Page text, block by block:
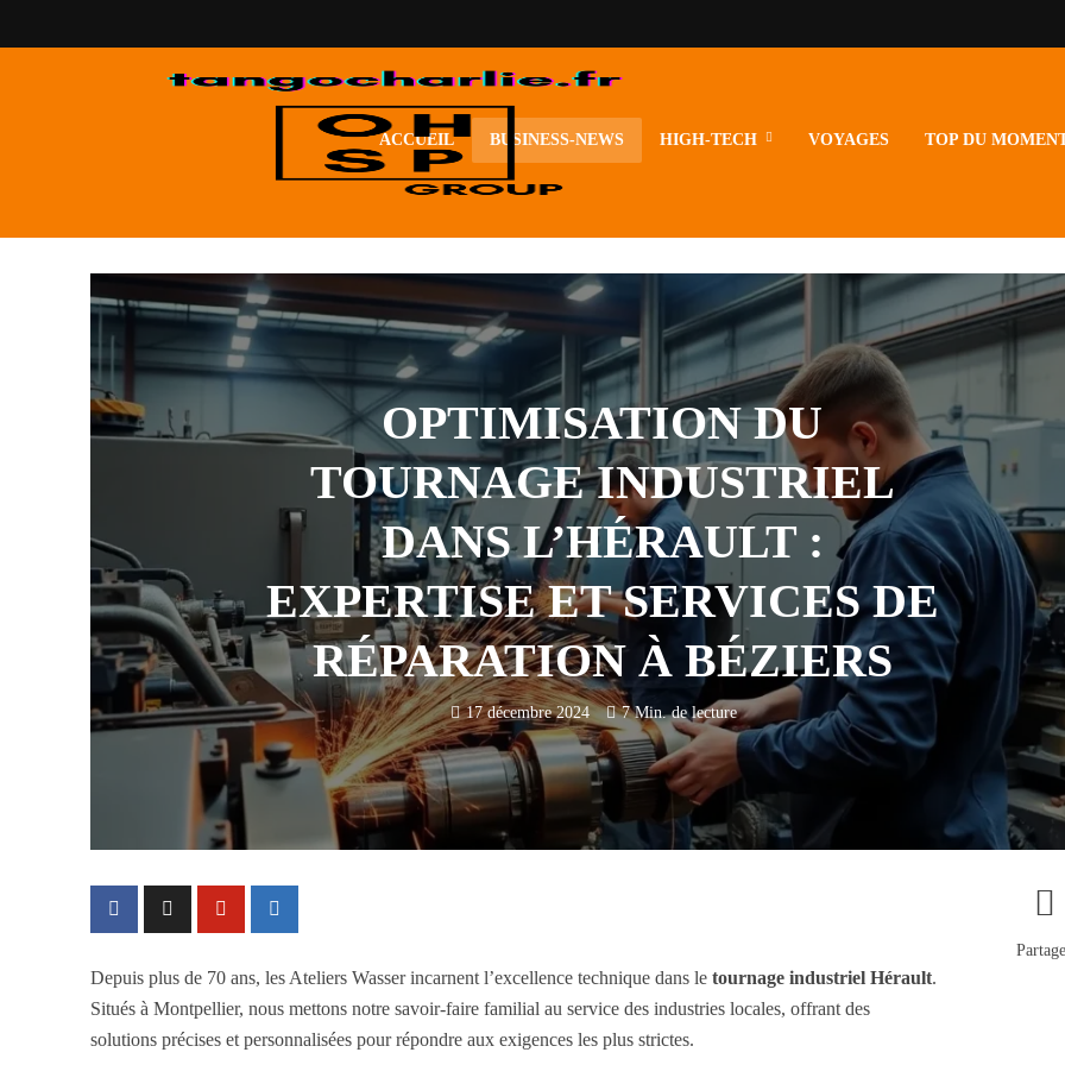
ACCUEIL BUSINESS-NEWS HIGH-TECH VOYAGES TOP DU
OPTIMISATION DU
TOURNAGE INDUSTRIEL
DANS L’HÉRAULT :
EXPERTISE ET SERVICES DE
RÉPARATION À BÉZIERS
17 décembre 2024 7 Min. de lecture
Depuis plus de 70 ans, les Ateliers Wasser incarnent l’excellence technique dans le tournage industriel Hérault.
Situés à Montpellier, nous mettons notre savoir-faire familial au service des industries locales, offrant des
solutions précises et personnalisées pour répondre aux exigences les plus strictes.